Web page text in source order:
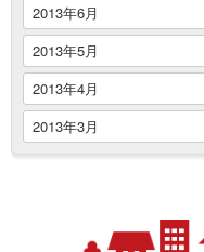
2013年6月
2013年5月
2013年4月
2013年3月